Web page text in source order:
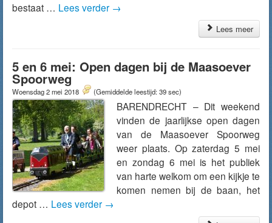
bestaat … Lees verder →
Lees meer
5 en 6 mei: Open dagen bij de Maasoever
Spoorweg
Woensdag 2 mei 2018 (Gemiddelde leestijd: 39 sec)
BARENDRECHT – Dit weekend
vinden de jaarlijkse open dagen
van de Maasoever Spoorweg
weer plaats. Op zaterdag 5 mei
en zondag 6 mei is het publiek
van harte welkom om een kijkje te
komen nemen bij de baan, het
depot … Lees verder →